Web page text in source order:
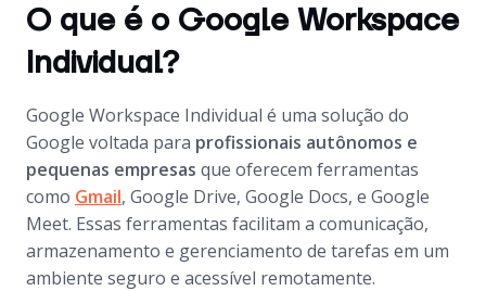
O que é o Google Workspace
Individual?
Google Workspace Individual é uma solução do
Google voltada para profissionais autônomos e
pequenas empresas que oferecem ferramentas
como Gmail, Google Drive, Google Docs, e Google
Meet. Essas ferramentas facilitam a comunicação,
armazenamento e gerenciamento de tarefas em um
ambiente seguro e acessível remotamente.